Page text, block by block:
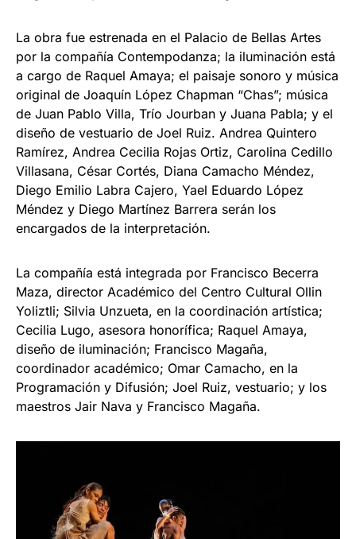
La obra fue estrenada en el Palacio de Bellas Artes
por la compañía Contempodanza; la iluminación está
a cargo de Raquel Amaya; el paisaje sonoro y música
original de Joaquín López Chapman “Chas”; música
de Juan Pablo Villa, Trío Jourban y Juana Pabla; y el
diseño de vestuario de Joel Ruiz. Andrea Quintero
Ramírez, Andrea Cecilia Rojas Ortiz, Carolina Cedillo
Villasana, César Cortés, Diana Camacho Méndez,
Diego Emilio Labra Cajero, Yael Eduardo López
Méndez y Diego Martínez Barrera serán los
encargados de la interpretación.
La compañía está integrada por Francisco Becerra
Maza, director Académico del Centro Cultural Ollin
Yoliztli; Silvia Unzueta, en la coordinación artística;
Cecilia Lugo, asesora honorífica; Raquel Amaya,
diseño de iluminación; Francisco Magaña,
coordinador académico; Omar Camacho, en la
Programación y Difusión; Joel Ruiz, vestuario; y los
maestros Jair Nava y Francisco Magaña.